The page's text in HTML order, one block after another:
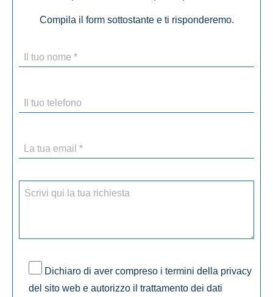
Compila il form sottostante e ti risponderemo.
Dichiaro di aver compreso i termini della privacy
del sito web e autorizzo il trattamento dei dati